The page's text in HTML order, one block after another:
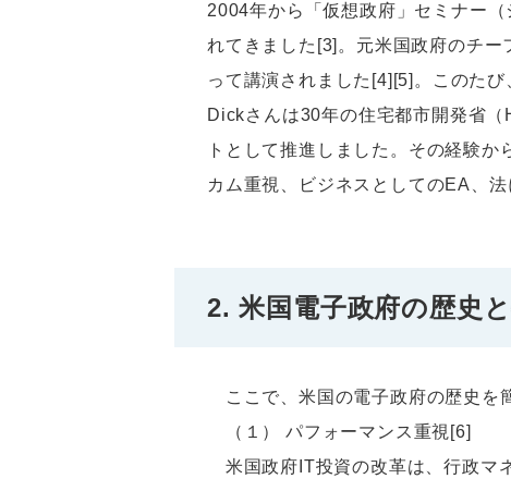
2004年から「仮想政府」セミナー
れてきました[3]。元米国政府のチ
って講演されました[4][5]。このた
Dickさんは30年の住宅都市開発省
トとして推進しました。その経験
カム重視、ビジネスとしてのEA、
2. 米国電子政府の歴史
ここで、米国の電子政府の歴史を
（１） パフォーマンス重視[6]
米国政府IT投資の改革は、行政マ